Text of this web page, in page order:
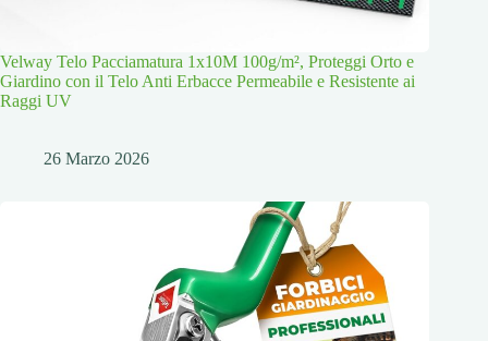
Velway Telo Pacciamatura 1x10M 100g/m², Proteggi Orto e
Giardino con il Telo Anti Erbacce Permeabile e Resistente ai
Raggi UV
26 Marzo 2026